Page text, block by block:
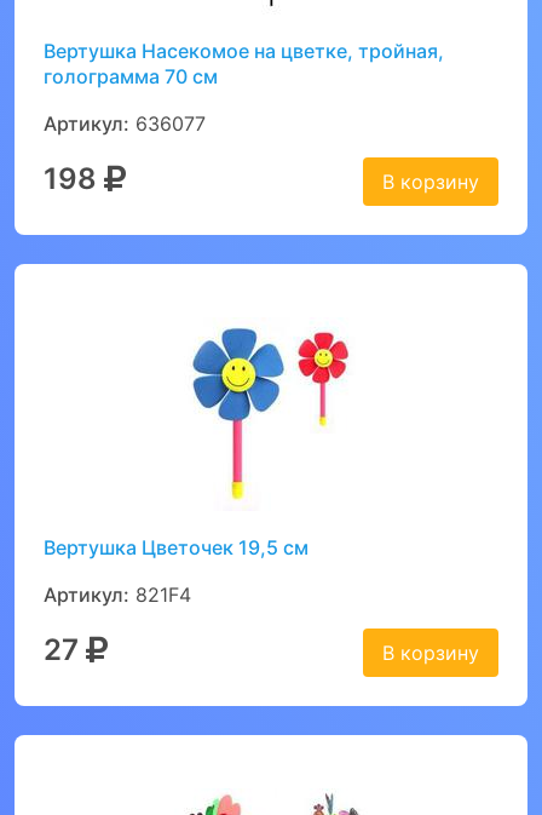
Вертушка Насекомое на цветке, тройная,
голограмма 70 см
Артикул: 636077
198 В корзину
Вертушка Цветочек 19,5 см
Артикул: 821F4
27 В корзину